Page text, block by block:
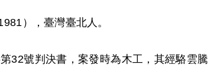
），臺灣臺北人。
32號判決書，案發時為木工，其經駱雲